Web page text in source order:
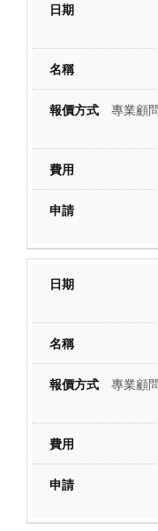
專業顧
專業顧